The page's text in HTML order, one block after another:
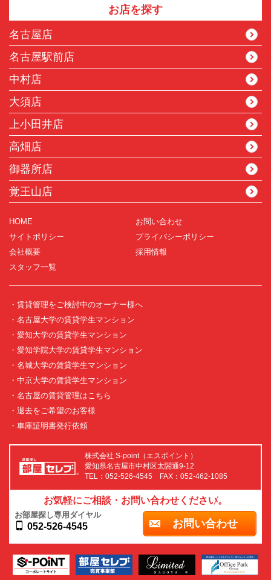
お店を探す
名古屋店
名古屋駅前店
中村店
大須店
上小田井店
高畑店
御器所店
覚王山店
HOME
お問い合わせ
サイトポリシー
プライバシーポリシー
会社概要
採用情報
スタッフ一覧
・賃貸管理をご検討中のオーナー様へ
・名古屋大学の賃貸学生マンション
・愛知大学の賃貸学生マンション
・愛知学院大学の賃貸学生マンション
・名城大学の賃貸学生マンション
・中京大学の賃貸学生マンション
・名古屋の賃貸管理はこちら
・退去をご希望のお客様
・車庫証明書発行依頼
株式会社 S-point（エスポイント）
愛知県名古屋市中村区太閤通9-12
TEL：052-526-4545 FAX：052-462-1085
お気軽にご相談・お問い合わせください。
お部屋探し専用ダイヤル
052-526-4545 お問い合わせ